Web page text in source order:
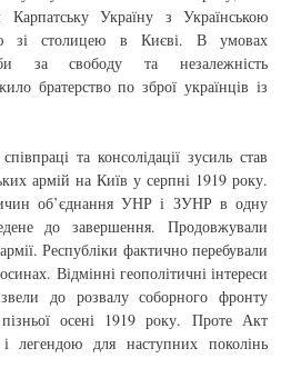
Карпатську Україну з Українською
зі столицею в Києві. В умовах
за свободу та незалежність
братерство по зброї українців із
та консолідації зусиль став
армій на Київ у серпні 1919 року.
об’єднання УНР і ЗУНР в одну
до завершення. Продовжували
Республіки фактично перебували
Відмінні геополітичні інтереси
до розвалу соборного фронту
пізньої осені 1919 року. Проте Акт
легендою для наступних поколінь